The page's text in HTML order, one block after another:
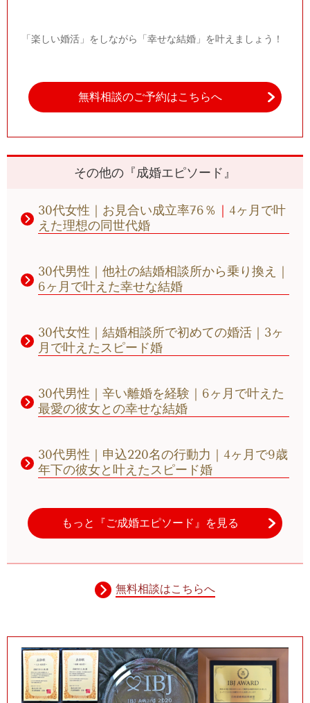
「楽しい婚活」をしながら「幸せな結婚」を叶えましょう！
無料相談のご予約はこちらへ
その他の『成婚エピソード』
30代女性｜お見合い成立率76％ ｜ 4ヶ月で叶
えた理想の同世代婚
30代男性｜他社の結婚相談所から乗り換え｜
6ヶ月で叶えた幸せな結婚
30代女性｜結婚相談所で初めての婚活｜3ヶ
月で叶えたスピード婚
30代男性｜辛い離婚を経験｜6ヶ月で叶えた
最愛の彼女との幸せな結婚
30代男性｜申込220名の行動力 ｜ 4ヶ月で9歳
年下の彼女と叶えたスピード婚
もっと『ご成婚エピソード』を見る
無料相談はこちらへ